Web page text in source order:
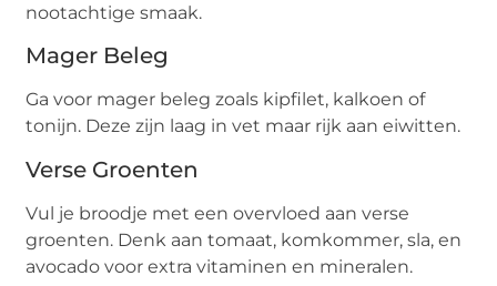
nootachtige smaak.
Mager Beleg
Ga voor mager beleg zoals kipfilet, kalkoen of
tonijn. Deze zijn laag in vet maar rijk aan eiwitten.
Verse Groenten
Vul je broodje met een overvloed aan verse
groenten. Denk aan tomaat, komkommer, sla, en
avocado voor extra vitaminen en mineralen.